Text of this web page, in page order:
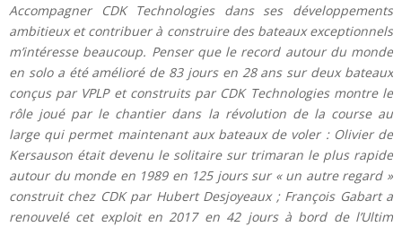
Accompagner CDK Technologies dans ses développements
ambitieux et contribuer à construire des bateaux exceptionnels
m’intéresse beaucoup. Penser que le record autour du monde
en solo a été amélioré de 83 jours en 28 ans sur deux bateaux
conçus par VPLP et construits par CDK Technologies montre le
rôle joué par le chantier dans la révolution de la course au
large qui permet maintenant aux bateaux de voler : Olivier de
Kersauson était devenu le solitaire sur trimaran le plus rapide
autour du monde en 1989 en 125 jours sur « un autre regard »
construit chez CDK par Hubert Desjoyeaux ; François Gabart a
renouvelé cet exploit en 2017 en 42 jours à bord de l’Ultim